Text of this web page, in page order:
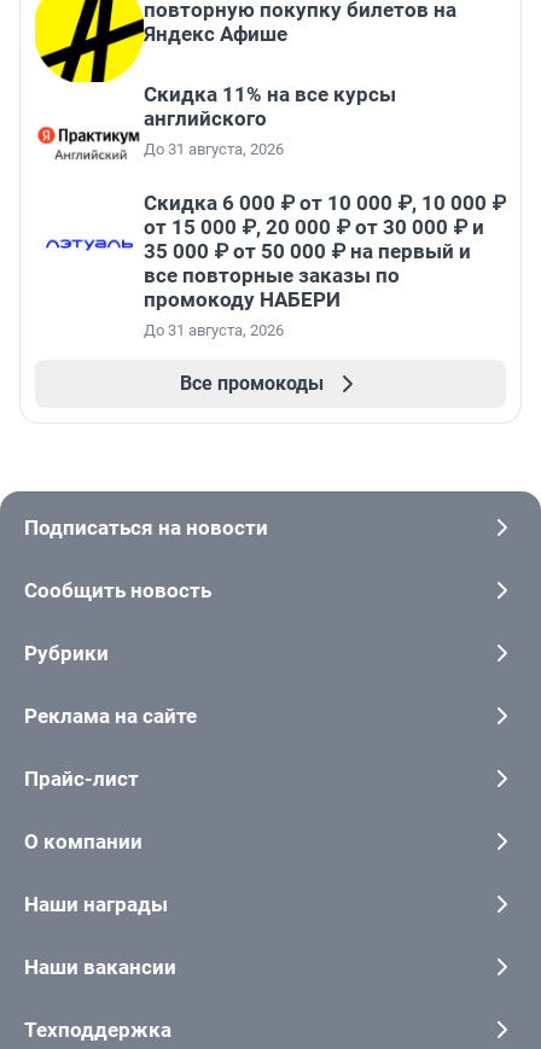
повторную покупку билетов на
Яндекс Афише
Скидка 11% на все курсы
английского
До 31 августа, 2026
Скидка 6 000 ₽ от 10 000 ₽, 10 000 ₽
от 15 000 ₽, 20 000 ₽ от 30 000 ₽ и
35 000 ₽ от 50 000 ₽ на первый и
все повторные заказы по
промокоду НАБЕРИ
До 31 августа, 2026
Все промокоды
Подписаться на новости
Сообщить новость
Рубрики
Реклама на сайте
Прайс-лист
О компании
Наши награды
Наши вакансии
Техподдержка